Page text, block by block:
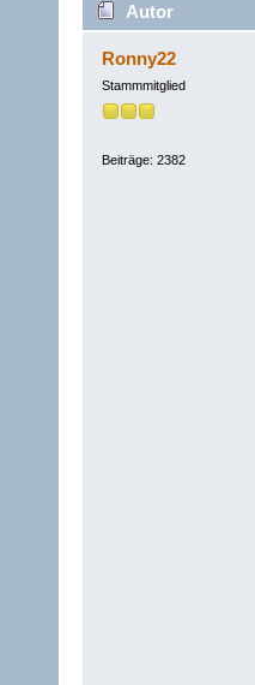
Autor
mal)
Ronny22
Stammmitglied
Beiträge: 2382